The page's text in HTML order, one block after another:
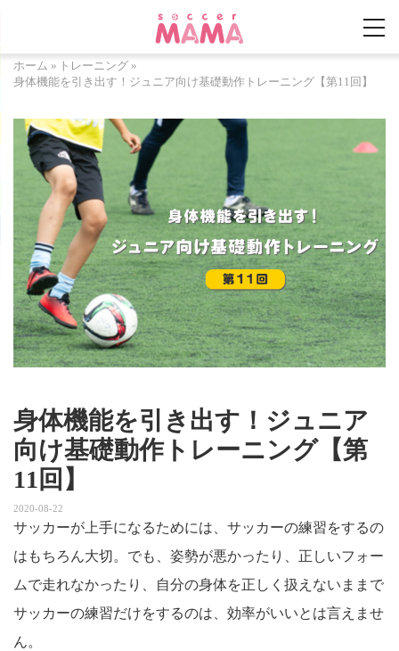
ホーム » トレーニング »
身体機能を引き出す！ジュニア向け基礎動作トレーニング【第11回】
身体機能を引き出す！ジュニア
向け基礎動作トレーニング【第
11回】
2020-08-22
サッカーが上手になるためには、サッカーの練習をするの
はもちろん大切。でも、姿勢が悪かったり、正しいフォー
ムで走れなかったり、自分の身体を正しく扱えないままで
サッカーの練習だけをするのは、効率がいいとは言えませ
ん。